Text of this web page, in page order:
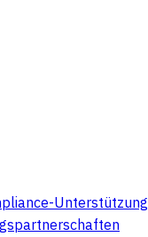
Unterstützung